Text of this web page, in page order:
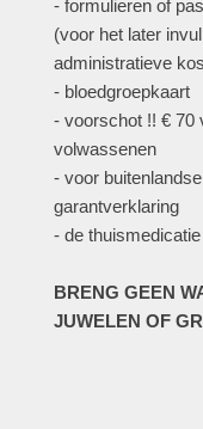
- formulieren of
(voor het later
administratieve
- bloedgroepkaart
- voorschot !! € 70
volwassenen
- voor
garantverklaring
- de thuismedicatie
BRENG GEEN
JUWELEN OF